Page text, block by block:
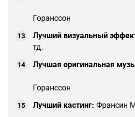
Горанссон
Лучший визуальный
тд.
Лучшая оригинальная
Горанссон
Лучший кастинг: Франсин